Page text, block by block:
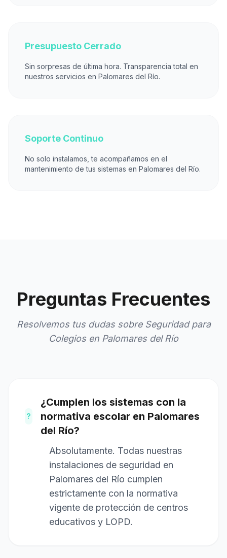
Presupuesto Cerrado
Sin sorpresas de última hora. Transparencia total en
nuestros servicios en Palomares del Río.
Soporte Continuo
No solo instalamos, te acompañamos en el
mantenimiento de tus sistemas en Palomares del Río.
Preguntas Frecuentes
Resolvemos tus dudas sobre Seguridad para
Colegios en Palomares del Río
?
¿Cumplen los sistemas con la
normativa escolar en Palomares
del Río?
Absolutamente. Todas nuestras
instalaciones de seguridad en
Palomares del Río cumplen
estrictamente con la normativa
vigente de protección de centros
educativos y LOPD.